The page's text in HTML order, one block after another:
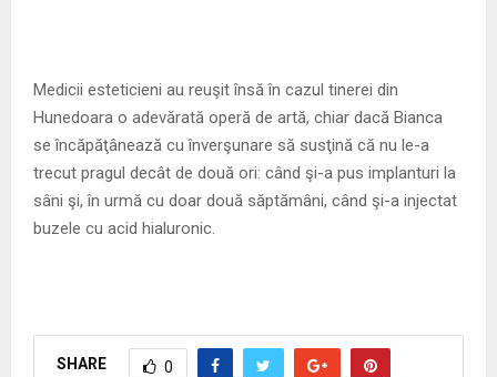
Medicii esteticieni au reuşit însă în cazul tinerei din
Hunedoara o adevărată operă de artă, chiar dacă Bianca
se încăpăţânează cu înverşunare să susţină că nu le-a
trecut pragul decât de două ori: când şi-a pus implanturi la
sâni şi, în urmă cu doar două săptămâni, când şi-a injectat
buzele cu acid hialuronic.
SHARE 0